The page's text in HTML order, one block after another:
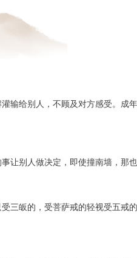
输给别人，不顾及对方感受。成
让别人做决定，即使撞南墙，那也
三皈的，受菩萨戒的轻视受五戒